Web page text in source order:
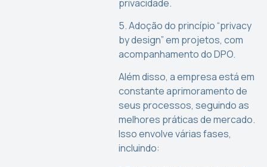
privacidade.
5. Adoção do princípio “privacy
by design” em projetos, com
acompanhamento do DPO.
Além disso, a empresa está em
constante aprimoramento de
seus processos, seguindo as
melhores práticas de mercado.
Isso envolve várias fases,
incluindo: